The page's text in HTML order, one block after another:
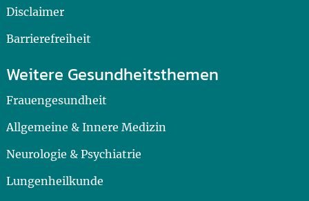
Disclaimer
Barrierefreiheit
Weitere Gesundheitsthemen
Frauengesundheit
Allgemeine & Innere Medizin
Neurologie & Psychiatrie
Lungenheilkunde